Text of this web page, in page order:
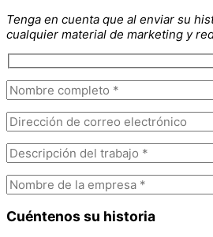
Tenga en cuenta que al enviar su
cualquier material de marketing y
Cuéntenos su historia